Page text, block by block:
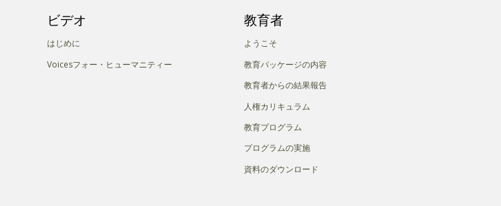
ビデオ
はじめに
Voicesフォー・ヒューマニティー
教育者
ようこそ
教育パッケージの内容
教育者からの結果報告
人権カリキュラム
教育プログラム
プログラムの実施
資料のダウンロード